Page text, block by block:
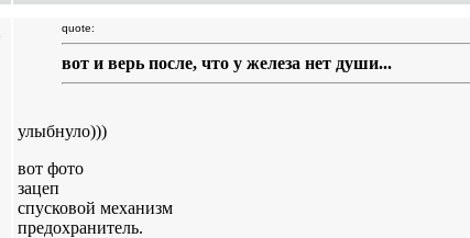
quote:
вот и верь после, что у железа нет души...
улыбнуло)))
вот фото
зацеп
спусковой механизм
предохранитель.